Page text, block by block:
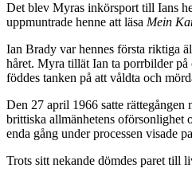
Det blev Myras inkörsport till Ians
uppmuntrade henne att läsa Mein
Ian Brady var hennes första riktiga
håret. Myra tillät Ian ta porrbilder på
föddes tanken på att våldta och
Den 27 april 1966 satte
brittiska allmänhetens oförsonlighet
enda gång under processen visade
Trots sitt nekande dömdes paret till